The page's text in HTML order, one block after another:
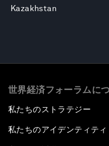
Kazakhstan
世界経済フォーラムに
私たちのストラテジー
私たちのアイデンティティ